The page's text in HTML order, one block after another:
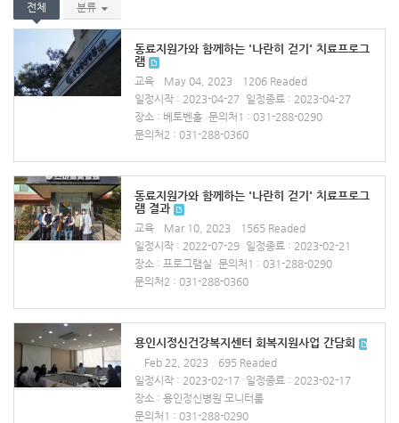
전체 분류
동료지원가와 함께하는 '나란히 걷기' 치료프로그
램
교육 May 04, 2023
1206 Readed
일정시작 : 2023-04-27 일정종료 : 2023-04-27
장소 : 베토벤홀 문의처1 : 031-288-0290
문의처2 : 031-288-0360
동료지원가와 함께하는 '나란히 걷기' 치료프로그
램 결과
교육 Mar 10, 2023
1565 Readed
일정시작 : 2022-07-29 일정종료 : 2023-02-21
장소 : 프로그램실 문의처1 : 031-288-0290
문의처2 : 031-288-0360
용인시정신건강복지센터 회복지원사업 간담회
Feb 22, 2023
695 Readed
일정시작 : 2023-02-17 일정종료 : 2023-02-17
장소 : 용인정신병원 모니터룸
문의처1 : 031-288-0290